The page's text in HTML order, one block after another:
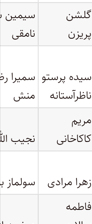
گلشن
پریزن
سیمین
نامقی
سیده پرستو
ناظرآستانه
سمیرا
منش
مریم
کاکاخانی
نجیب
زهرا مرادی
سولماز
فاطمه